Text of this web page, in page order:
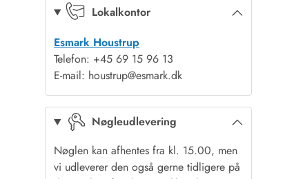
Lokalkontor
Esmark Houstrup
Telefon: +45 69 15 96 13
E-mail: houstrup@esmark.dk
Nøgleudlevering
Nøglen kan afhentes fra kl. 15.00, men
vi udleverer den også gerne tidligere på